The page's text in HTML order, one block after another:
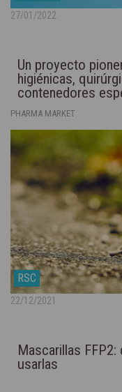
27/01/2022
Un proyecto
higiénicas,
contenedores
PHARMA MARKET
RSC
22/12/2021
Mascarillas
usarlas